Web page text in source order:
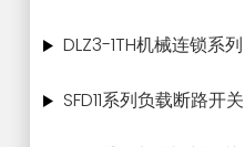
DLZ3-1TH机械连锁系列
SFD11系列负载断路开关